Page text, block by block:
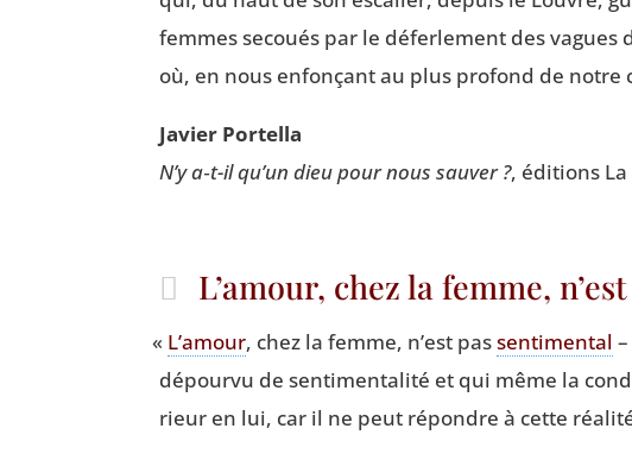
femmes secoués par le défer­le­ment des vagues
où, en nous enfon­çant au plus pro­fond de
Javier Por­tel­la
N’y a‑t-il qu’un dieu pour nous sau­ver ?, édi­tions
L’amour, chez la femme,
« L’a­mour, chez la femme, n’est passen­ti­men­tal
dépour­vu de sen­ti­men­ta­li­té et qui même la
rieur en lui, car il ne peut répondre à cette